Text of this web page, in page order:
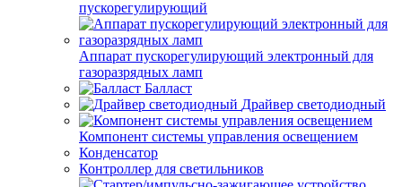
пускорегулирующий
Аппарат пускорегулирующий электронный для
газоразрядных ламп
Балласт
Драйвер светодиодный
Компонент системы управления освещением
Конденсатор
Контроллер для светильников